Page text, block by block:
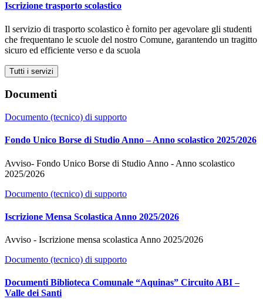
Iscrizione trasporto scolastico
Il servizio di trasporto scolastico è fornito per agevolare gli studenti
che frequentano le scuole del nostro Comune, garantendo un tragitto
sicuro ed efficiente verso e da scuola
Tutti i servizi
Documenti
Documento (tecnico) di supporto
Fondo Unico Borse di Studio Anno – Anno scolastico 2025/2026
Avviso- Fondo Unico Borse di Studio Anno - Anno scolastico
2025/2026
Documento (tecnico) di supporto
Iscrizione Mensa Scolastica Anno 2025/2026
Avviso - Iscrizione mensa scolastica Anno 2025/2026
Documento (tecnico) di supporto
Documenti Biblioteca Comunale “Aquinas” Circuito ABI –
Valle dei Santi